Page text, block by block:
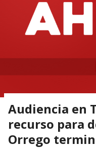
Audiencia en
recurso para
Orrego